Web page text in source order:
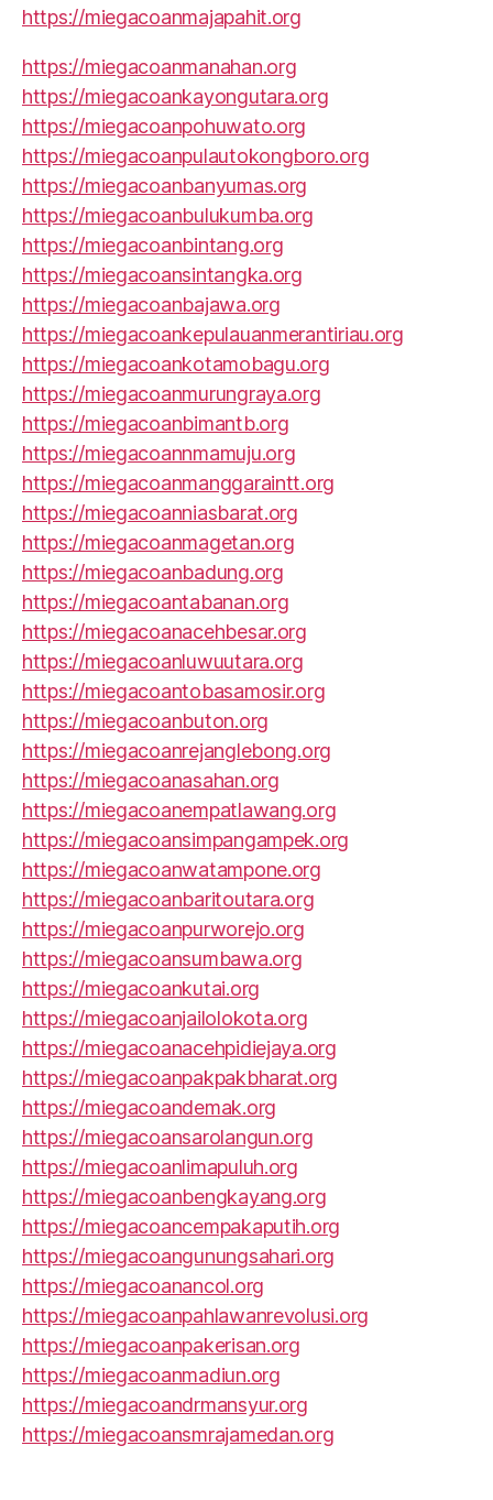
https://miegacoanmajapahit.org
https://miegacoanmanahan.org
https://miegacoankayongutara.org
https://miegacoanpohuwato.org
https://miegacoanpulautokongboro.org
https://miegacoanbanyumas.org
https://miegacoanbulukumba.org
https://miegacoanbintang.org
https://miegacoansintangka.org
https://miegacoanbajawa.org
https://miegacoankepulauanmerantiriau.org
https://miegacoankotamobagu.org
https://miegacoanmurungraya.org
https://miegacoanbimantb.org
https://miegacoannmamuju.org
https://miegacoanmanggaraintt.org
https://miegacoanniasbarat.org
https://miegacoanmagetan.org
https://miegacoanbadung.org
https://miegacoantabanan.org
https://miegacoanacehbesar.org
https://miegacoanluwuutara.org
https://miegacoantobasamosir.org
https://miegacoanbuton.org
https://miegacoanrejanglebong.org
https://miegacoanasahan.org
https://miegacoanempatlawang.org
https://miegacoansimpangampek.org
https://miegacoanwatampone.org
https://miegacoanbaritoutara.org
https://miegacoanpurworejo.org
https://miegacoansumbawa.org
https://miegacoankutai.org
https://miegacoanjailolokota.org
https://miegacoanacehpidiejaya.org
https://miegacoanpakpakbharat.org
https://miegacoandemak.org
https://miegacoansarolangun.org
https://miegacoanlimapuluh.org
https://miegacoanbengkayang.org
https://miegacoancempakaputih.org
https://miegacoangunungsahari.org
https://miegacoanancol.org
https://miegacoanpahlawanrevolusi.org
https://miegacoanpakerisan.org
https://miegacoanmadiun.org
https://miegacoandrmansyur.org
https://miegacoansmrajamedan.org